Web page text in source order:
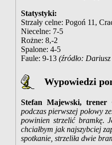
Statystyki:
Strzały celne: Pogoń 11,
Niecelne: 7-5
Rożne: 8,-2
Spalone: 4-5
Faule: 9-13 (źródło:
Wypowiedzi
Stefan Majewski, trener
podczas pierwszej połowy
powinien strzelić bramkę.
chciałbym jak najszybciej
spotkanie, strzeliła dwie